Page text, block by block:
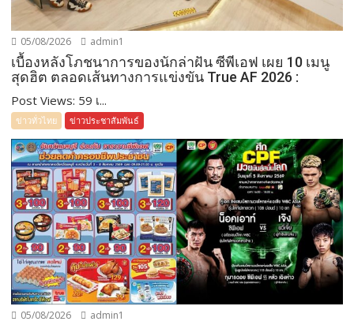
05/08/2026 admin1
เบื้องหลังโภชนาการของนักล่าฝัน ซีพีเอฟ เผย 10 เมนู
สุดฮิต ตลอดเส้นทางการแข่งขัน True AF 2026 :
Post Views: 59 เ...
ข่าวทั่วไทย ข่าวประชาสัมพันธ์
05/08/2026 admin1